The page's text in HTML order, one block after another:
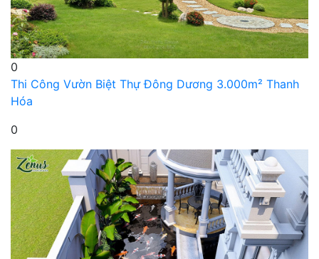
0
Thi Công Vườn Biệt Thự Đông Dương 3.000m² Thanh
Hóa
0